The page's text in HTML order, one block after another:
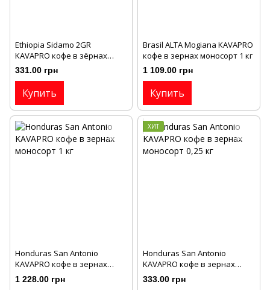
Ethiopia Sіdamo 2GR
KAVAPRO кофе в зёрнах
моносорт 0,25 кг
331.00 грн
Купить
Brasil ALTA Mogianа KAVAPRO
кофе в зернах моносорт 1 кг
1 109.00 грн
Купить
Honduras San Antonio
KAVAPRO кофе в зернах
моносорт 1 кг
1 228.00 грн
ХИТ
Honduras San Antonio
KAVAPRO кофе в зернах
моносорт 0,25 кг
333.00 грн